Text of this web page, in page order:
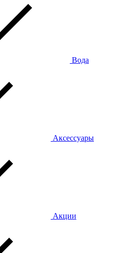
Вода
Аксессуары
Акции